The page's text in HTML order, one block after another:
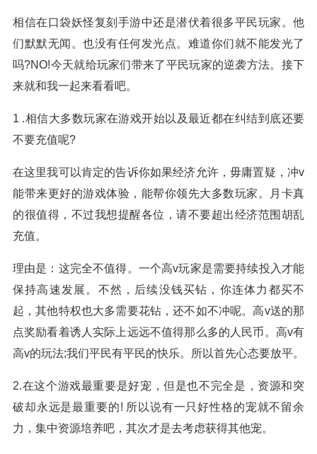
相信在口袋妖怪复刻手游中还是潜伏着很多平民玩家。他
们默默无闻。也没有任何发光点。难道你们就不能发光了
吗?NO!今天就给玩家们带来了平民玩家的逆袭方法。接下
来就和我一起来看看吧。
1 .相信大多数玩家在游戏开始以及最近都在纠结到底还要
不要充值呢?
在这里我可以肯定的告诉你如果经济允许，毋庸置疑，冲v
能带来更好的游戏体验，能帮你领先大多数玩家。月卡真
的很值得，不过我想提醒各位，请不要超出经济范围胡乱
充值。
理由是：这完全不值得。一个高v玩家是需要持续投入才能
保持高速发展。不然，后续没钱买钻，你连体力都买不
起，其他特权也大多需要花钻，还不如不冲呢。高v送的那
点奖励看着诱人实际上远远不值得那么多的人民币。高v有
高v的玩法;我们平民有平民的快乐。所以首先心态要放平。
2.在这个游戏最重要是好宠，但是也不完全是，资源和突
破却永远是最重要的! 所以说有一只好性格的宠就不留余
力，集中资源培养吧，其次才是去考虑获得其他宠。